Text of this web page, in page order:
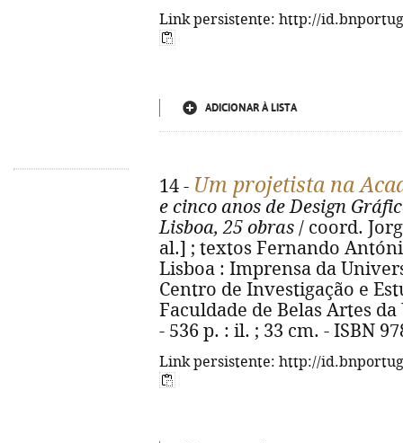
Link persistente: http://
ADICIONAR À LISTA
14 - Um projetista na
e cinco anos de Design
Lisboa, 25 obras / coord.
al.] ; textos Fernando
Lisboa : Imprensa da
Centro de Investigação e
Faculdade de Belas Artes
- 536 p. : il. ; 33 cm. - ISBN
Link persistente: http://